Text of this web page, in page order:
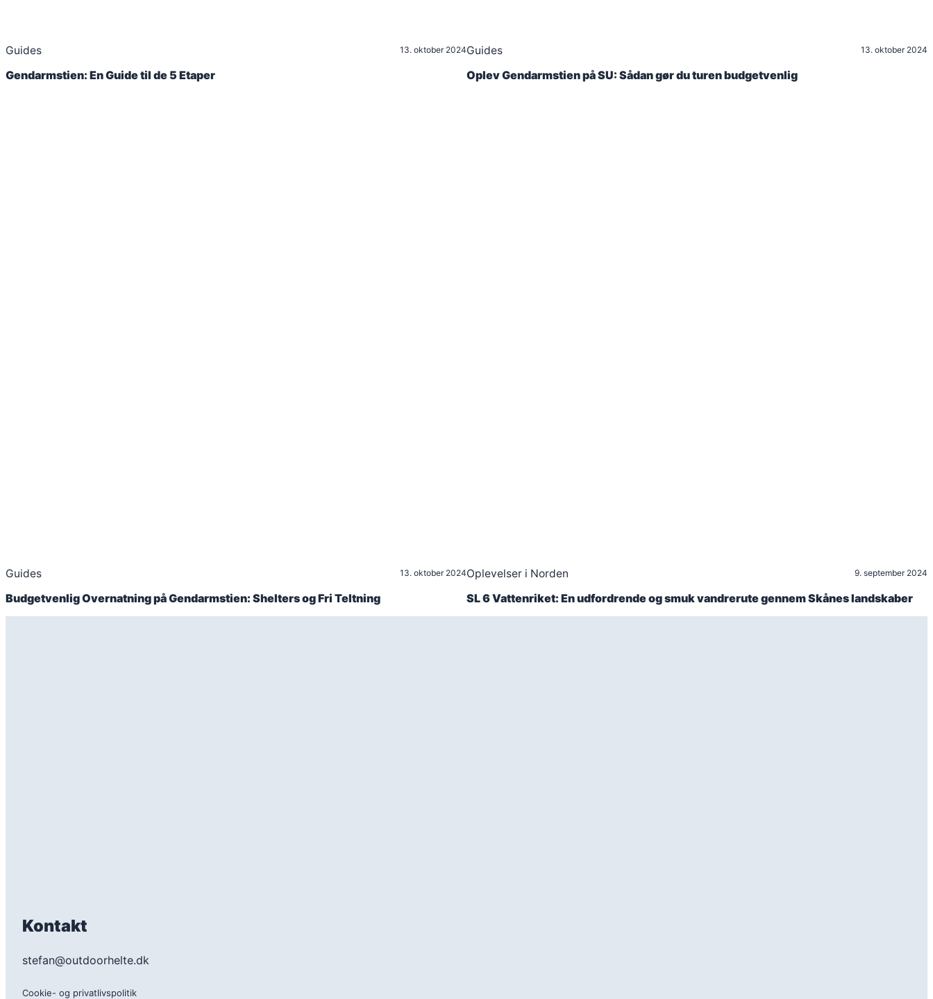
Guides 13. oktober 2024
Gendarmstien: En Guide til de 5 Etaper
Guides 13. oktober 2024
Oplev Gendarmstien på SU: Sådan gør du turen budgetvenlig
Guides 13. oktober 2024
Budgetvenlig Overnatning på Gendarmstien: Shelters og Fri Teltning
Oplevelser i Norden 9. september 2024
SL 6 Vattenriket: En udfordrende og smuk vandrerute gennem Skånes landskaber
Kontakt
stefan@outdoorhelte.dk
Cookie- og privatlivspolitik